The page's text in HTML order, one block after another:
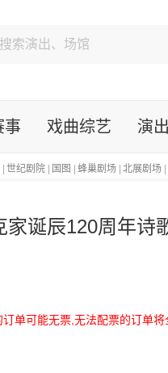
事 戏曲综艺 演
世纪剧院 国图 蜂巢剧场 北展剧场
诞辰120周年诗
单可能无票,无法配票的订单将